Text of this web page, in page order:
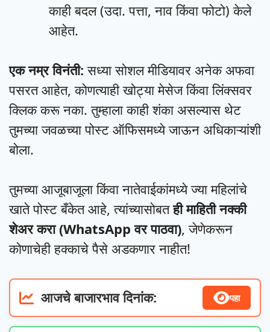
काही बदल (उदा. पत्ता, नाव किंवा फोटो) केले
आहेत.
एक नम्र विनंती: सध्या सोशल मीडियावर अनेक अफवा
पसरत आहेत, कोणत्याही खोट्या मेसेज किंवा लिंक्सवर
क्लिक करू नका. तुम्हाला काही शंका असल्यास थेट
तुमच्या जवळच्या पोस्ट ऑफिसमध्ये जाऊन अधिकाऱ्यांशी
बोला.
तुमच्या आजूबाजूला किंवा नातेवाईकांमध्ये ज्या महिलांचे
खाते पोस्ट बँकेत आहे, त्यांच्यासोबतही माहिती नक्की
शेअर करा (WhatsApp वर पाठवा), जेणेकरून
कोणाचेही हक्काचे पैसे अडकणार नाहीत!
आजचे बाजारभाव दिनांक: पहा